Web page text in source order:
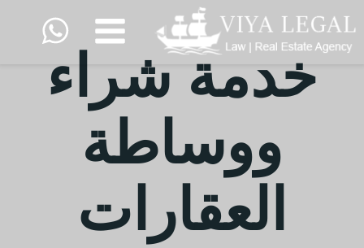
to
content
خدمة شراء
ووساطة
العقارات